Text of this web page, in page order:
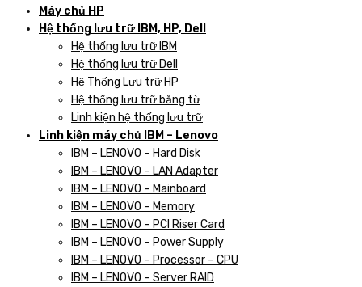
Máy chủ HP
Hệ thống lưu trữ IBM, HP, Dell
Hệ thống lưu trữ IBM
Hệ thống lưu trữ Dell
Hệ Thống Lưu trữ HP
Hệ thống lưu trữ băng từ
Linh kiện hệ thống lưu trữ
Linh kiện máy chủ IBM – Lenovo
IBM – LENOVO – Hard Disk
IBM – LENOVO – LAN Adapter
IBM – LENOVO – Mainboard
IBM – LENOVO – Memory
IBM – LENOVO – PCI Riser Card
IBM – LENOVO – Power Supply
IBM – LENOVO – Processor – CPU
IBM – LENOVO – Server RAID